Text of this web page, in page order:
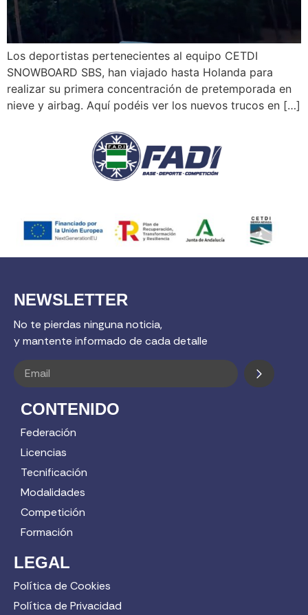
Los deportistas pertenecientes al equipo CETDI
SNOWBOARD SBS, han viajado hasta Holanda para
realizar su primera concentración de pretemporada en
nieve y airbag. Aquí podéis ver los nuevos trucos en […]
NEWSLETTER
No te pierdas ninguna noticia,
y mantente informado de cada detalle
CONTENIDO
Federación
Licencias
Tecnificación
Modalidades
Competición
Formación
LEGAL
Política de Cookies
Política de Privacidad